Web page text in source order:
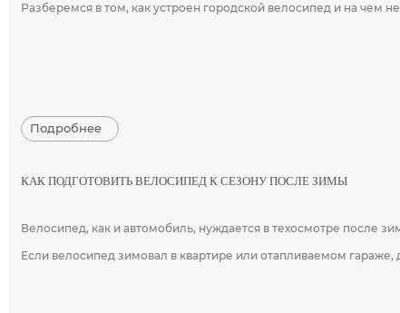
Разберемся в том, как устроен городской велосипед и на чем
Подробнее
КАК ПОДГОТОВИТЬ ВЕЛОСИПЕД К СЕЗОНУ ПОСЛЕ ЗИМЫ
Велосипед, как и автомобиль, нуждается в техосмотре после
Если велосипед зимовал в квартире или отапливаемом гараже,